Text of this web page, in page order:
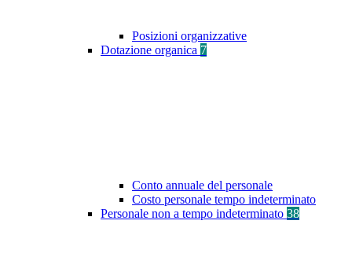
Posizioni organizzative
Dotazione organica 7
Conto annuale del personale
Costo personale tempo indeterminato
Personale non a tempo indeterminato 38